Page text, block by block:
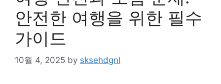
안전한 여행을 위한 필수
가이드
10월 4, 2025 by sksehdgnl